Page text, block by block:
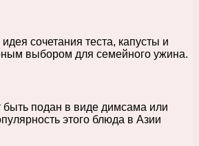
сочетания теста, капусты и
выбором для семейного ужина.
быть подан в виде димсама или
этого блюда в Азии